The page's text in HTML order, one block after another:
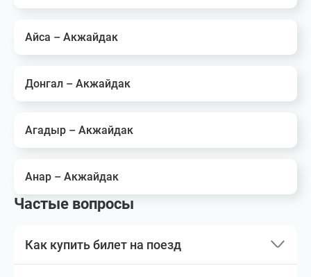
Айса – Акжайдак
Донгал – Акжайдак
Агадыр – Акжайдак
Анар – Акжайдак
Частые вопросы
Как купить билет на поезд